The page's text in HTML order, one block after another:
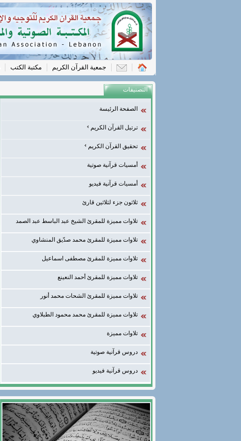
جمعية القرآن الكريم مكتبة الكتب
التصنيفات
الصفحة الرئيسة
ترتيل القرآن الكريم
تحقيق القرآن الكريم
أمسيات قرآنية صوتية
أمسيات قرآنية فيديو
ثلاثون جزء لثلاثين قارئ
تلاوات مميزة للمقرئ الشيخ عبد الباسط عبد الصمد
تلاوات مميزة للمقرئ محمد صدّيق المنشاوي
تلاوات مميزة للمقرئ مصطفى اسماعيل
تلاوات مميزة للمقرئ أحمد النعينع
تلاوات مميزة للمقرئ الشحات محمد أنور
تلاوات مميزة للمقرئ محمد محمود الطبلاوي
تلاوات مميزة
دروس قرآنية صوتية
دروس قرآنية فيديو